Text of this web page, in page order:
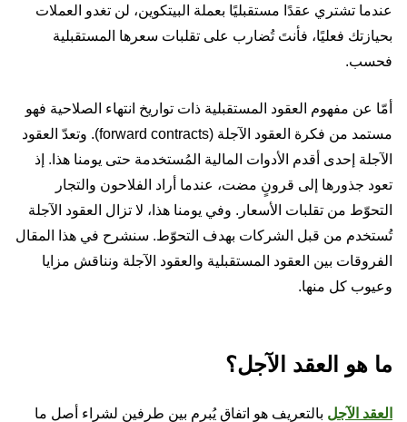
عندما تشتري عقدًا مستقبليًا بعملة البيتكوين، لن تغدو العملات
بحيازتك فعليًا، فأنتَ تُضارب على تقلبات سعرها المستقبلية
فحسب.
أمّا عن مفهوم العقود المستقبلية ذات تواريخ انتهاء الصلاحية فهو
مستمد من فكرة العقود الآجلة (forward contracts). وتعدّ العقود
الآجلة إحدى أقدم الأدوات المالية المُستخدمة حتى يومنا هذا. إذ
تعود جذورها إلى قرونٍ مضت، عندما أراد الفلاحون والتجار
التحوّط من تقلبات الأسعار. وفي يومنا هذا، لا تزال العقود الآجلة
تُستخدم من قبل الشركات بهدف التحوّط. سنشرح في هذا المقال
الفروقات بين العقود المستقبلية والعقود الآجلة ونناقش مزايا
وعيوب كل منها.
ما هو العقد الآجل؟
العقد الآجل بالتعريف هو اتفاق يُبرم بين طرفين لشراء أصل ما